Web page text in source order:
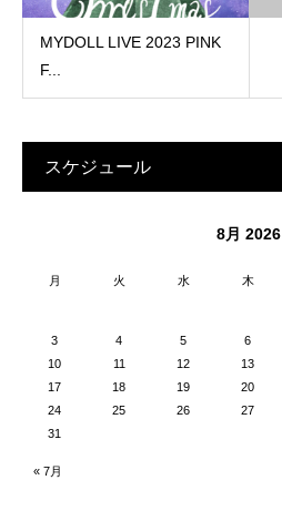
MYDOLL LIVE 2023 PINK
F...
スケジュール
8月 2026
月 火 水 木
3
4 5 6
10
11 12 13
17
18 19 20
24
25 26 27
31
« 7月